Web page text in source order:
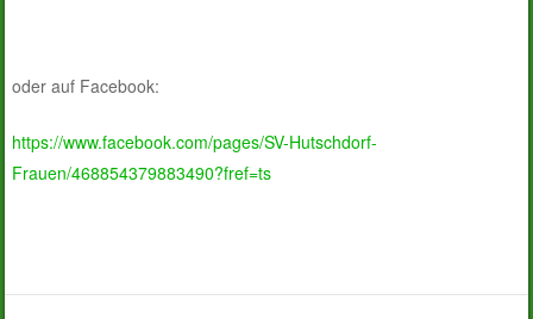
oder auf Facebook:
https://www.facebook.com/pages/SV-Hutschdorf-
Frauen/468854379883490?fref=ts